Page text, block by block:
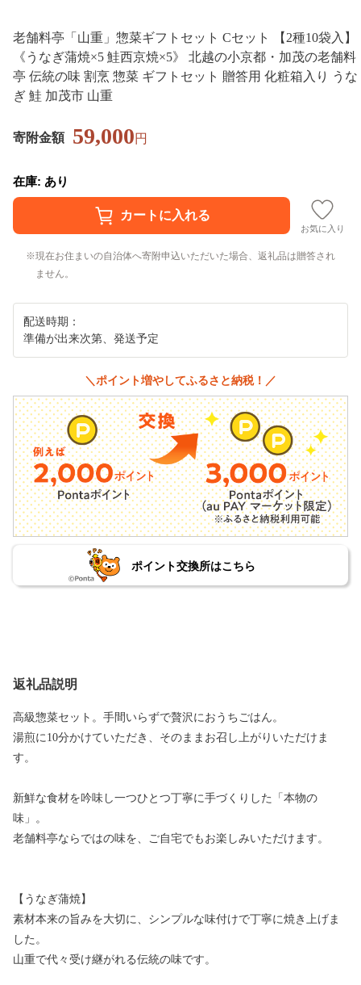
老舗料亭「山重」惣菜ギフトセット Cセット 【2種10袋入】
《うなぎ蒲焼×5 鮭西京焼×5》 北越の小京都・加茂の老舗料
亭 伝統の味 割烹 惣菜 ギフトセット 贈答用 化粧箱入り うな
ぎ 鮭 加茂市 山重
寄附金額 59,000円
在庫: あり
お気に入り
現在お住まいの自治体へ寄附申込いただいた場合、返礼品は贈答され
ません。
配送時期：
準備が出来次第、発送予定
＼ポイント増やしてふるさと納税！／
ポイント交換所はこちら
返礼品説明
高級惣菜セット。手間いらずで贅沢におうちごはん。
湯煎に10分かけていただき、そのままお召し上がりいただけま
す。
新鮮な食材を吟味し一つひとつ丁寧に手づくりした「本物の
味」。
老舗料亭ならではの味を、ご自宅でもお楽しみいただけます。
【うなぎ蒲焼】
素材本来の旨みを大切に、シンプルな味付けで丁寧に焼き上げま
した。
山重で代々受け継がれる伝統の味です。